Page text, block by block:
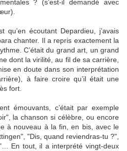
? (s’est-il demandé avec
qu’en écoutant Depardieu, j’avais
chanter. Il a repris exactement la
C’était du grand art, un grand
dont la virilité, au fil de sa carrière,
en doute dans son interprétation
à faire croire qu’il était une
fort.
émouvants, c’était par exemple
la chanson si célèbre, ou encore
à nouveau à la fin, en bis, avec le
"Dis, quand reviendras-tu ?",
En tout, il a interprété vingt-deux